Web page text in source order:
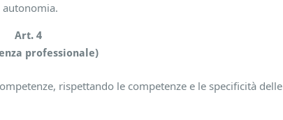
autonomia.
Art. 4
professionale)
rispettando le competenze e le specificità delle